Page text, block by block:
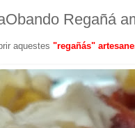
Regañá
aquestes "regañás"